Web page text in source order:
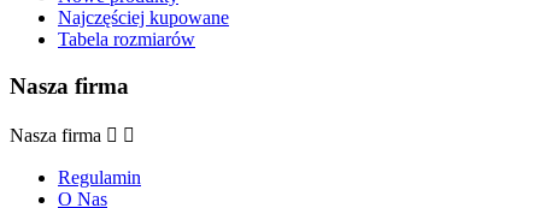
Najczęściej kupowane
Tabela rozmiarów
Nasza firma
Nasza firma  
Regulamin
O Nas